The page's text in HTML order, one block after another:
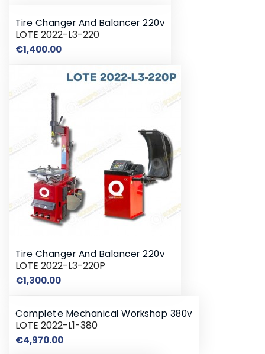
Tire Changer And Balancer 220v
LOTE 2022-L3-220
€1,400.00Price
Tire Changer And Balancer 220v
LOTE 2022-L3-220P
€1,300.00Price
Complete Mechanical Workshop 380v
LOTE 2022-L1-380
€4,970.00Price